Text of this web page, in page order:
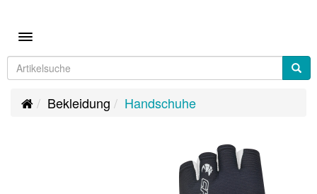
Toggle navigation
Bekleidung Handschuhe